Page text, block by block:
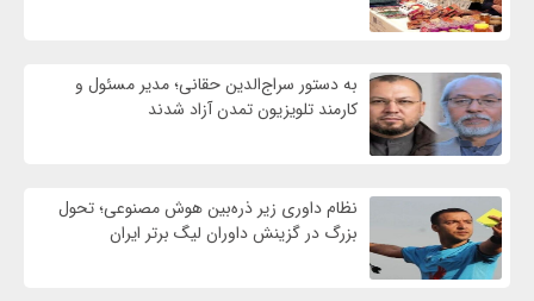
به دستور سراج‌الدین حقانی؛ مدیر مسئول و
کارمند تلویزیون تمدن آزاد شدند
نظام داوری زیر ذره‌بین هوش مصنوعی؛ تحول
بزرگ در گزینش داوران لیگ برتر ایران